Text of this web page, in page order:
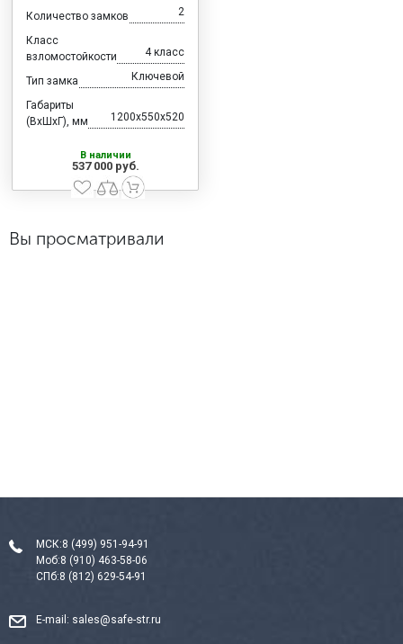
Количество замков 2
Класс
взломостойкости
4 класс
Тип замка Ключевой
Габариты
(ВхШхГ), мм
1200x550x520
В наличии
537 000 руб.
Вы просматривали
МСК:8 (499) 951-94-91
Моб:8 (910) 463-58-06
СПб:8 (812) 629-54-91
E-mail: sales@safe-str.ru